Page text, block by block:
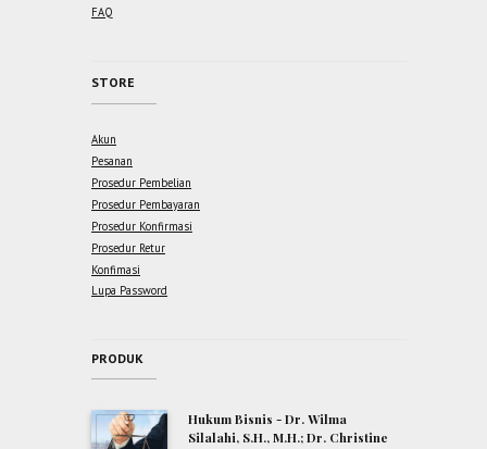
FAQ
STORE
Akun
Pesanan
Prosedur Pembelian
Prosedur Pembayaran
Prosedur Konfirmasi
Prosedur Retur
Konfimasi
Lupa Password
PRODUK
Hukum Bisnis - Dr. Wilma
Silalahi, S.H., M.H.; Dr. Christine